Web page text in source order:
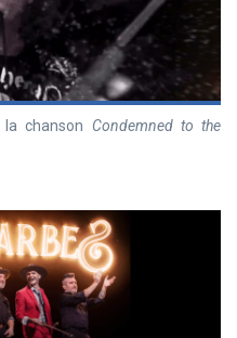
chanson Condemned to the